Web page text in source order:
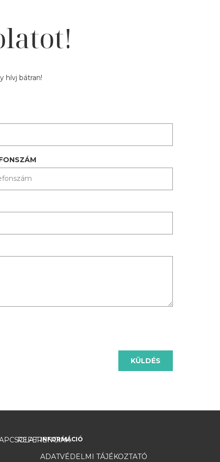
hívj bátran!
KÜLDÉS
REFERENCIÁK
INFORMÁCIÓ
ADATVÉDELMI TÁJÉKOZTATÓ